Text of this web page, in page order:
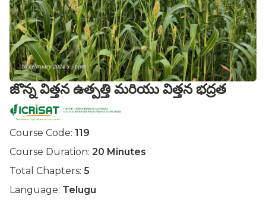
జొన్న విత్తన ఉత్పత్తి మరియు విత్తన భద్రత
Course Code: 119
Course Duration: 20 Minutes
Total Chapters: 5
Language: Telugu